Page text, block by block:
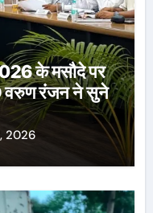
के मसौदे पर
वरुण रंजन ने सुने
2026